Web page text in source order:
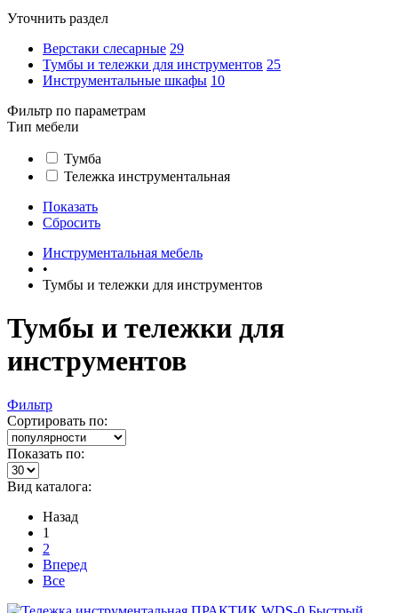
Уточнить раздел
Верстаки слесарные 29
Тумбы и тележки для инструментов 25
Инструментальные шкафы 10
Фильтр по параметрам
Тип мебели
Тумба
Тележка инструментальная
Показать
Сбросить
Инструментальная мебель
•
Тумбы и тележки для инструментов
Тумбы и тележки для
инструментов
Фильтр
Сортировать по:
Показать по:
Вид каталога:
Назад
1
2
Вперед
Все